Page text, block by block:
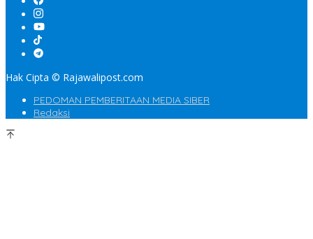
Hak Cipta © Rajawalipost.com
PEDOMAN PEMBERITAAN MEDIA SIBER
Redaksi